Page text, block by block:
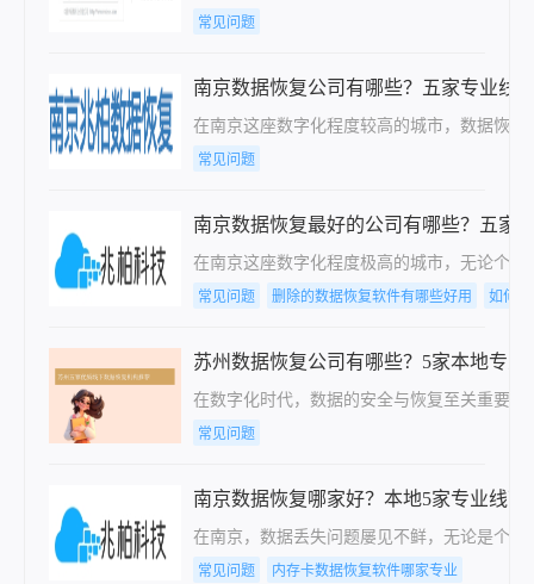
常见问题
南京数据恢复公司有哪些？五家专业线
在南京这座数字化程度较高的城市，数据恢
常见问题
南京数据恢复最好的公司有哪些？五家
在南京这座数字化程度极高的城市，无论个
常见问题 删除的数据恢复软件有哪些好用 如何
苏州数据恢复公司有哪些？5家本地专
在数字化时代，数据的安全与恢复至关重要
常见问题
南京数据恢复哪家好？本地5家专业线下
在南京，数据丢失问题屡见不鲜，无论是个
常见问题 内存卡数据恢复软件哪家专业